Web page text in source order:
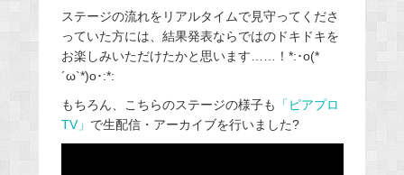
ステージの流れをリアルタイムで見守ってくださ
っていた方には、結果発表ならではのドキドキを
お楽しみいただけたかと思います……！*:･o(*
´ω`*)o･:*:
もちろん、こちらのステージの様子も 「ピアプロ
TV」 で生配信・アーカイブを行いました?